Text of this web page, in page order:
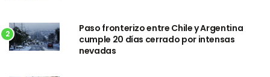
2
Paso fronterizo entre Chile y Argentina
cumple 20 días cerrado por intensas
nevadas